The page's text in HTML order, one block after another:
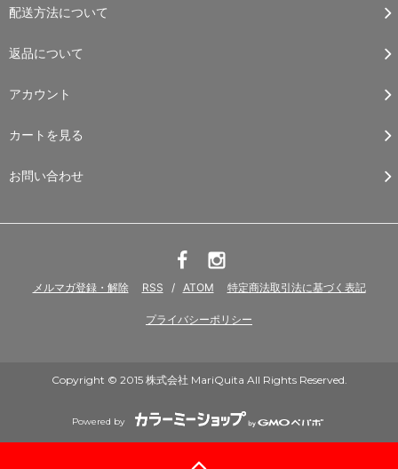
配送方法について
返品について
アカウント
カートを見る
お問い合わせ
メルマガ登録・解除 RSS / ATOM 特定商法取引法に基づく表記
プライバシーポリシー
Copyright © 2015 株式会社 MariQuita All Rights Reserved.
Powered by